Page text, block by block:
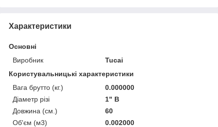
Характеристики
Основні
Виробник
Tucai
Користувальницькі характеристики
Вага брутто (кг.)
0.000000
Діаметр різі
1" В
Довжина (см.)
60
Об'єм (м3)
0.002000